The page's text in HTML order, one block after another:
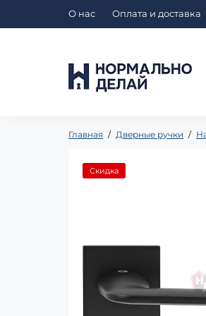
О нас Оплата и доставка
Главная Дверные ручки
Скидка